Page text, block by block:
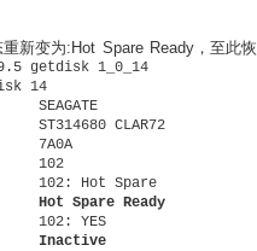
新变为:Hot Spare Ready，至此恢
getdisk 1_0_14
14
CLAR72
7A0A
102
102: Hot Spare
Hot Spare Ready
102: YES
Inactive